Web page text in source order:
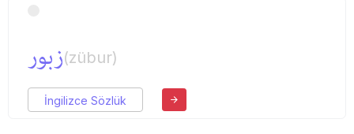
زبور(zübur)
İngilizce Sözlük